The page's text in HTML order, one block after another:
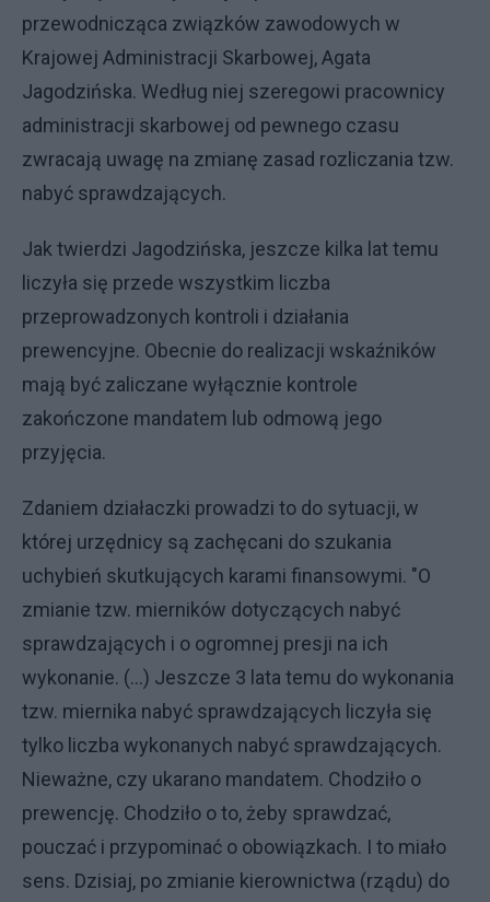
przewodnicząca związków zawodowych w
Krajowej Administracji Skarbowej, Agata
Jagodzińska. Według niej szeregowi pracownicy
administracji skarbowej od pewnego czasu
zwracają uwagę na zmianę zasad rozliczania tzw.
nabyć sprawdzających.
Jak twierdzi Jagodzińska, jeszcze kilka lat temu
liczyła się przede wszystkim liczba
przeprowadzonych kontroli i działania
prewencyjne. Obecnie do realizacji wskaźników
mają być zaliczane wyłącznie kontrole
zakończone mandatem lub odmową jego
przyjęcia.
Zdaniem działaczki prowadzi to do sytuacji, w
której urzędnicy są zachęcani do szukania
uchybień skutkujących karami finansowymi. "O
zmianie tzw. mierników dotyczących nabyć
sprawdzających i o ogromnej presji na ich
wykonanie. (...) Jeszcze 3 lata temu do wykonania
tzw. miernika nabyć sprawdzających liczyła się
tylko liczba wykonanych nabyć sprawdzających.
Nieważne, czy ukarano mandatem. Chodziło o
prewencję. Chodziło o to, żeby sprawdzać,
pouczać i przypominać o obowiązkach. I to miało
sens. Dzisiaj, po zmianie kierownictwa (rządu) do